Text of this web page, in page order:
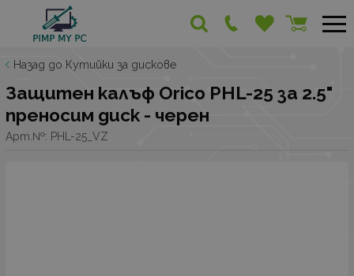
Назад до Кутийки за дискове
Защитен калъф Orico PHL-25 за 2.5"
преносим диск - черен
Арт.№: PHL-25_VZ